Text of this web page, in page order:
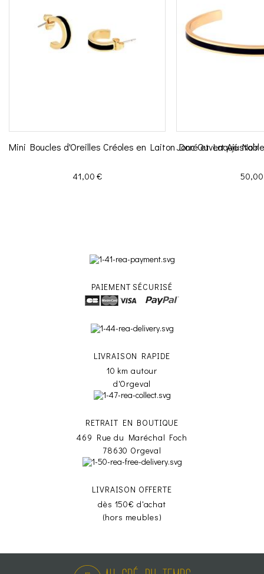
Mini Boucles d'Oreilles Créoles en Laiton Doré et Laqué Noir
Prix
41,00 €
Jonc Ouvert
Prix
PAIEMENT SÉCURISÉ
LIVRAISON RAPIDE
10 km autour
d'Orgeval
RETRAIT EN BOUTIQUE
469 Rue du Maréchal Foch
78630 Orgeval
LIVRAISON OFFERTE
dès 150€ d'achat
(hors meubles)